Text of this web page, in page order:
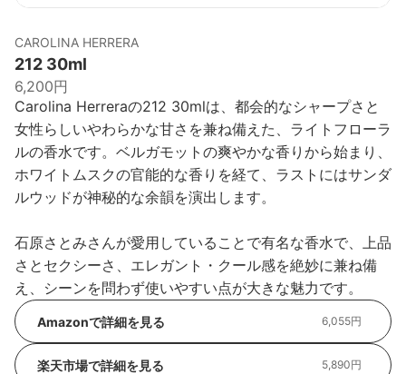
CAROLINA HERRERA
212 30ml
6,200円
Carolina Herreraの212 30mlは、都会的なシャープさと
女性らしいやわらかな甘さを兼ね備えた、ライトフローラ
ルの香水です。ベルガモットの爽やかな香りから始まり、
ホワイトムスクの官能的な香りを経て、ラストにはサンダ
ルウッドが神秘的な余韻を演出します。
石原さとみさんが愛用していることで有名な香水で、上品
さとセクシーさ、エレガント・クール感を絶妙に兼ね備
え、シーンを問わず使いやすい点が大きな魅力です。
Amazonで詳細を見る 6,055円
楽天市場で詳細を見る 5,890円